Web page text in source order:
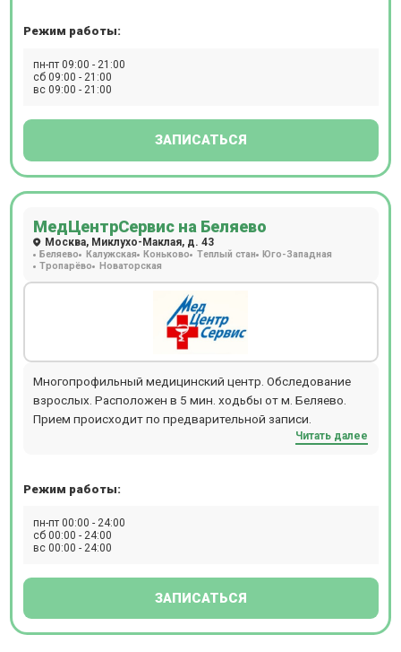
Режим работы:
пн-пт 09:00 - 21:00
сб 09:00 - 21:00
вс 09:00 - 21:00
ЗАПИСАТЬСЯ
МедЦентрСервис на Беляево
Москва, Миклухо-Маклая, д. 43
Беляево Калужская Коньково Теплый стан
Юго-Западная
Тропарёво Новаторская
Многопрофильный медицинский центр. Обследование
взрослых. Расположен в 5 мин. ходьбы от м. Беляево.
Прием происходит по предварительной записи.
Читать далее
Режим работы:
пн-пт 00:00 - 24:00
сб 00:00 - 24:00
вс 00:00 - 24:00
ЗАПИСАТЬСЯ